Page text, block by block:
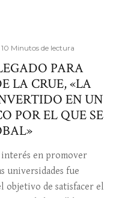
10 Minutos de lectura
PARA
LA CRUE, «LA
EN UN
POR EL QUE SE
interés en promover
universidades fue
de satisfacer el